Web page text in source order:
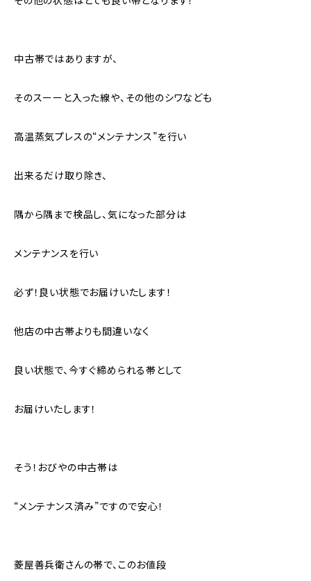
中古帯ではありますが、
そのスーーと入った線や、その他のシワなども
高温蒸気プレスの“メンテナンス”を行い
出来るだけ取り除き、
隅から隅まで検品し、気になった部分は
メンテナンスを行い
必ず！良い状態でお届けいたします！
他店の中古帯よりも間違いなく
良い状態で、今すぐ締められる帯として
お届けいたします！
そう！おびやの中古帯は
“メンテナンス済み”ですので安心！
菱屋善兵衛さんの帯で、このお値段